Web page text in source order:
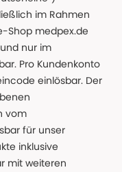
im Rahmen
Shop medpex.de
nur im
Pro Kundenkonto
einlösbar. Der
vom
für unser
inklusive
mit weiteren